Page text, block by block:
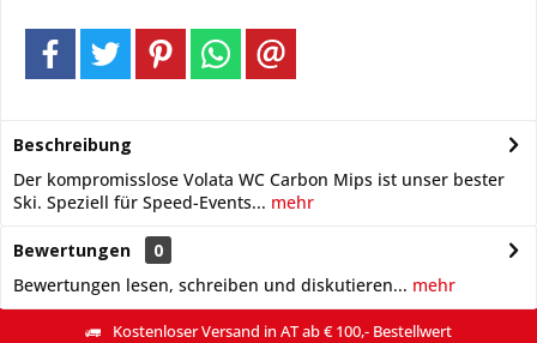
Beschreibung
Der kompromisslose Volata WC Carbon Mips ist unser bester
Ski. Speziell für Speed-Events... mehr
Bewertungen
0
Bewertungen lesen, schreiben und diskutieren... mehr
Kostenloser Versand in AT ab € 100,- Bestellwert